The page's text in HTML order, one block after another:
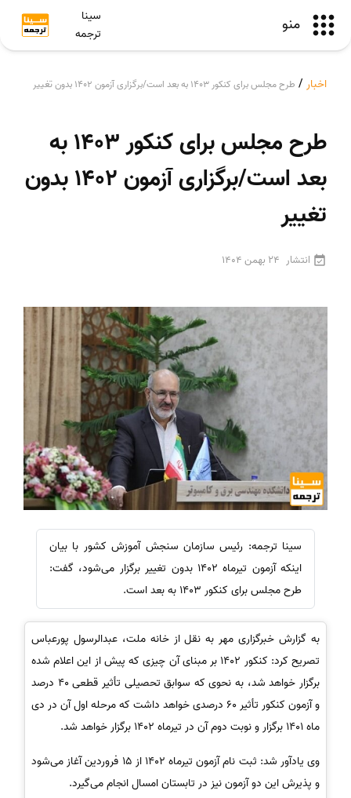
منو
سینا
ترجمه
اخبار / طرح مجلس برای کنکور 1403 به بعد است/برگزاری آزمون 1402 بدون تغییر
طرح مجلس برای کنکور 1403 به
بعد است/برگزاری آزمون 1402 بدون
تغییر
انتشار 24 بهمن 1404
سینا ترجمه: رئیس سازمان سنجش آموزش کشور با بیان
اینکه آزمون تیرماه 1402 بدون تغییر برگزار می‌شود، گفت:
طرح مجلس برای کنکور 1403 به بعد است.
به گزارش خبرگزاری مهر به نقل از خانه ملت، عبدالرسول پورعباس
تصریح کرد: کنکور 1402 بر مبنای آن چیزی که پیش از این اعلام شده
برگزار خواهد شد، به نحوی که سوابق تحصیلی تأثیر قطعی 40 درصد
و آزمون کنکور تأثیر 60 درصدی خواهد داشت که مرحله اول آن در دی
ماه 1401 برگزار و نوبت دوم آن در تیرماه 1402 برگزار خواهد شد.
وی یادآور شد: ثبت نام آزمون تیرماه 1402 از 15 فروردین آغاز می‌شود
و پذیرش این دو آزمون نیز در تابستان امسال انجام می‌گیرد.